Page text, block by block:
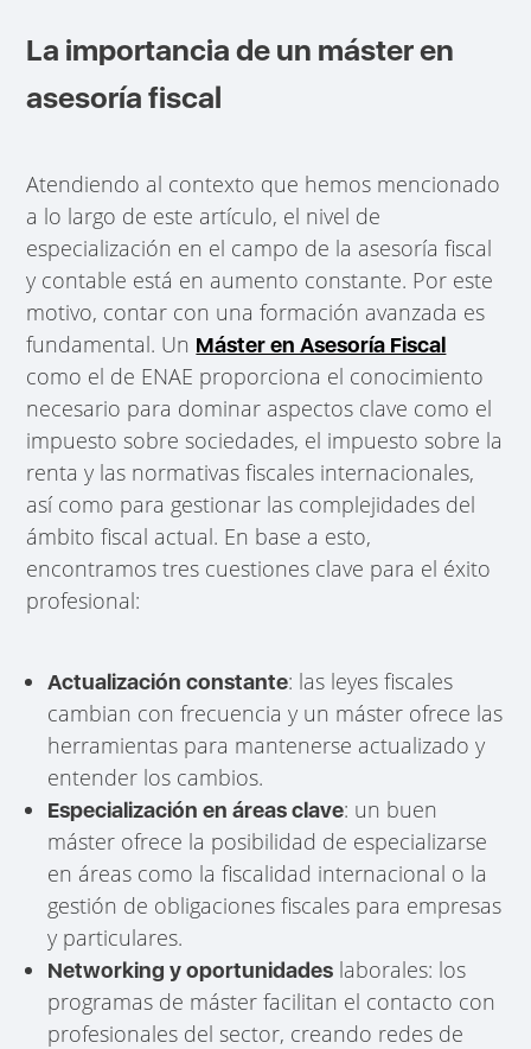
La importancia de un máster en
asesoría fiscal
Atendiendo al contexto que hemos mencionado
a lo largo de este artículo, el nivel de
especialización en el campo de la asesoría fiscal
y contable está en aumento constante. Por este
motivo, contar con una formación avanzada es
fundamental. Un Máster en Asesoría Fiscal
como el de ENAE proporciona el conocimiento
necesario para dominar aspectos clave como el
impuesto sobre sociedades, el impuesto sobre la
renta y las normativas fiscales internacionales,
así como para gestionar las complejidades del
ámbito fiscal actual. En base a esto,
encontramos tres cuestiones clave para el éxito
profesional:
Actualización constante: las leyes fiscales
cambian con frecuencia y un máster ofrece las
herramientas para mantenerse actualizado y
entender los cambios.
Especialización en áreas clave: un buen
máster ofrece la posibilidad de especializarse
en áreas como la fiscalidad internacional o la
gestión de obligaciones fiscales para empresas
y particulares.
Networking y oportunidades laborales: los
programas de máster facilitan el contacto con
profesionales del sector, creando redes de